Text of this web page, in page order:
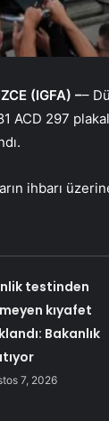
(IGFA) ––
ACD 297
ihbarı
testinden
kıyafet
Bakanlık
7, 2026